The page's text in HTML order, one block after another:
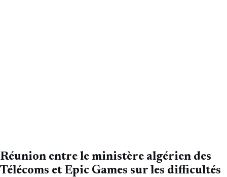
Réunion entre le ministère algérien des
Télécoms et Epic Games sur les difficultés